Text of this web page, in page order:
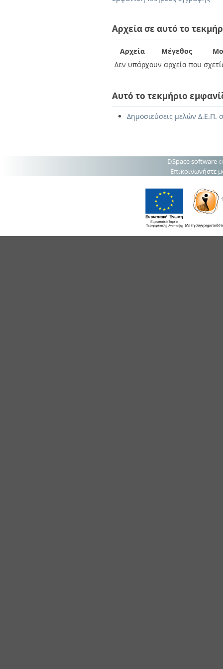
Αρχεία σε αυτό το
Αρχεία Μέγεθος
Δεν υπάρχουν αρχεία που
Αυτό το τεκμήριο
Δημοσιεύσεις μελών Δ.Ε.Π.
DSpace software
Επικοινωνήστε